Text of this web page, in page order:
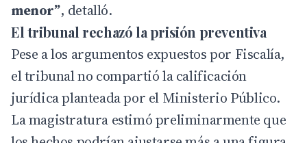
menor”, detalló.
El tribunal rechazó la prisión preventiva
Pese a los argumentos expuestos por Fiscalía,
el tribunal no compartió la calificación
jurídica planteada por el Ministerio Público.
La magistratura estimó preliminarmente que